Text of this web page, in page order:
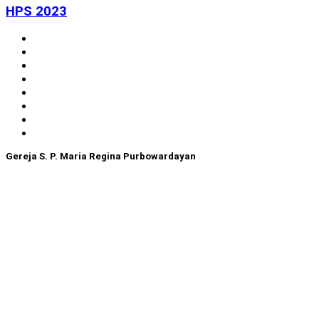
HPS 2023
Gereja S. P. Maria Regina Purbowardayan